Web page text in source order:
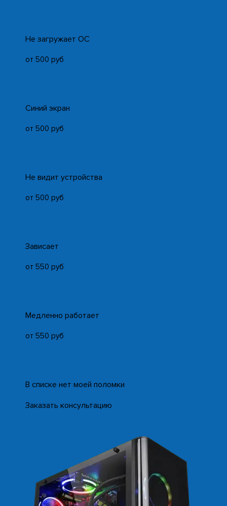
Не загружает ОС
от 500 руб
Синий экран
от 500 руб
Не видит устройства
от 500 руб
Зависает
от 550 руб
Медленно работает
от 550 руб
В списке нет моей поломки
Заказать консультацию